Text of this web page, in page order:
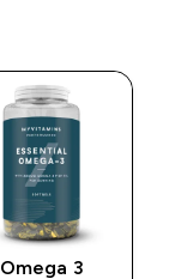
Omega 3